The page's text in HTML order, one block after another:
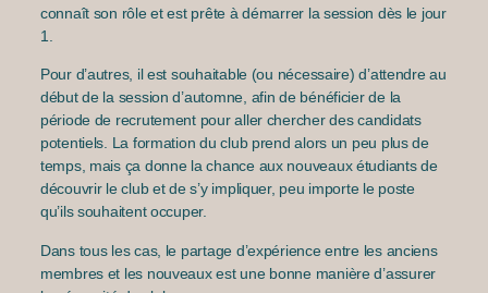
connaît son rôle et est prête à démarrer la session dès le jour
1.
Pour d’autres, il est souhaitable (ou nécessaire) d’attendre au
début de la session d’automne, afin de bénéficier de la
période de recrutement pour aller chercher des candidats
potentiels. La formation du club prend alors un peu plus de
temps, mais ça donne la chance aux nouveaux étudiants de
découvrir le club et de s’y impliquer, peu importe le poste
qu’ils souhaitent occuper.
Dans tous les cas, le partage d’expérience entre les anciens
membres et les nouveaux est une bonne manière d’assurer